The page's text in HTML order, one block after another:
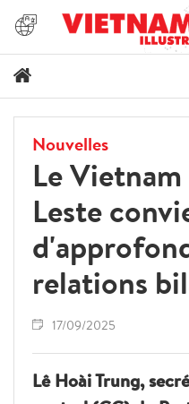
Nouvelles
Le
Leste
relations
17/09/2025
Lê Hoài Trung,